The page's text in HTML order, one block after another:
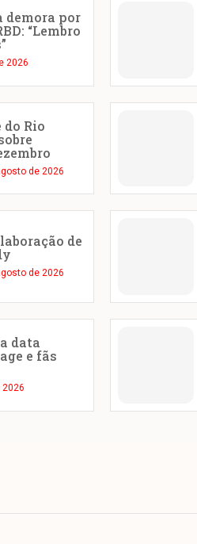
demora por
“Lembro
2026
do Rio
de 2026
de
de 2026
data
e fãs
2026